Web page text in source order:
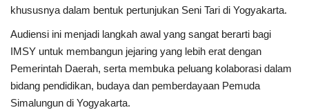
khususnya dalam bentuk pertunjukan Seni Tari di Yogyakarta.
Audiensi ini menjadi langkah awal yang sangat berarti bagi
IMSY untuk membangun jejaring yang lebih erat dengan
Pemerintah Daerah, serta membuka peluang kolaborasi dalam
bidang pendidikan, budaya dan pemberdayaan Pemuda
Simalungun di Yogyakarta.